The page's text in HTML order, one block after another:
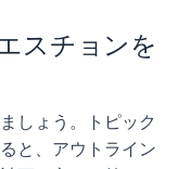
スチョンを
しょう。トピック
と、アウトライン